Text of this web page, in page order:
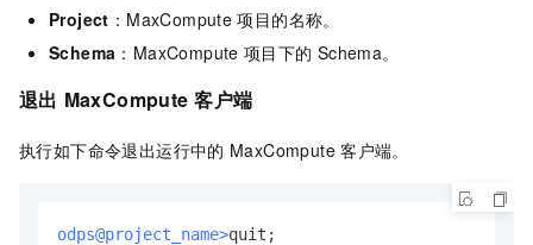
Project ：MaxCompute 项目的名称。
Schema ：MaxCompute 项目下的 Schema。
退出 MaxCompute 客户端
执行如下命令退出运行中的 MaxCompute 客户端。
odps@project_name>quit;